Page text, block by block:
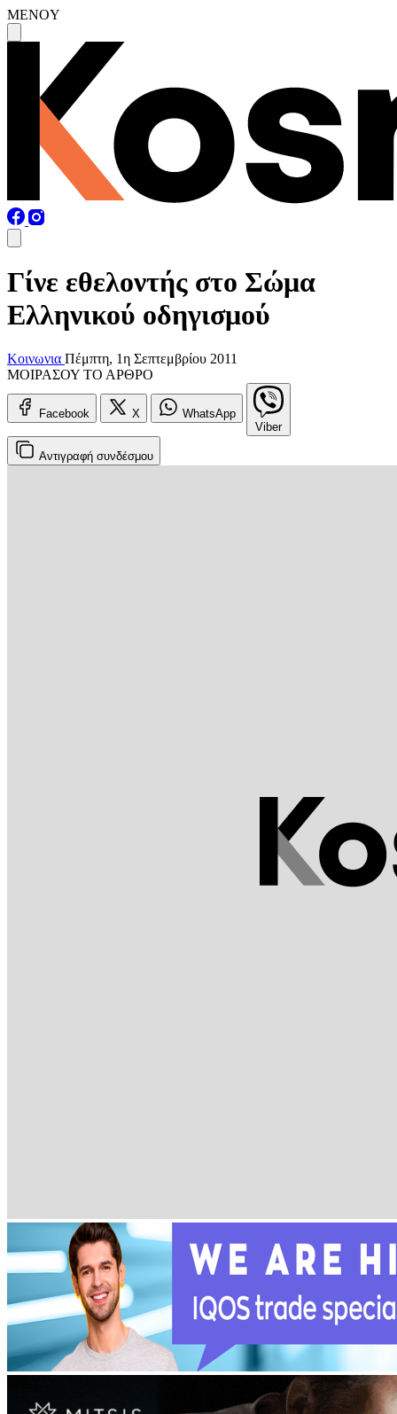
MENOY
Γίνε εθελοντής στο Σώμα
Ελληνικού οδηγισμού
Κοινωνια Πέμπτη, 1η Σεπτεμβρίου 2011
ΜΟΙΡΑΣΟΥ ΤΟ ΑΡΘΡΟ
Facebook X
WhatsApp
Viber
Αντιγραφή συνδέσμου